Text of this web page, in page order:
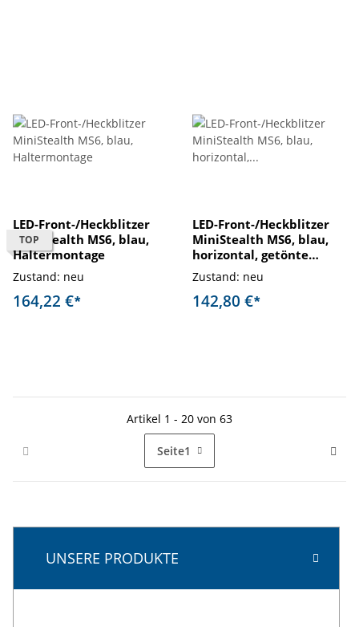
TOP
LED-Front-/Heckblitzer
MiniStealth MS6, blau,
Haltermontage
Zustand: neu
164,22 €*
LED-Front-/Heckblitzer
MiniStealth MS6, blau,
horizontal, getönte
Scheibe, Festmontage
Zustand: neu
142,80 €*
Artikel 1 - 20 von 63
Seite1
UNSERE PRODUKTE